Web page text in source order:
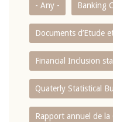
- Any - Banking
Documents d’Etude
Financial Inclusion
Quaterly Statistical
Rapport annuel de la